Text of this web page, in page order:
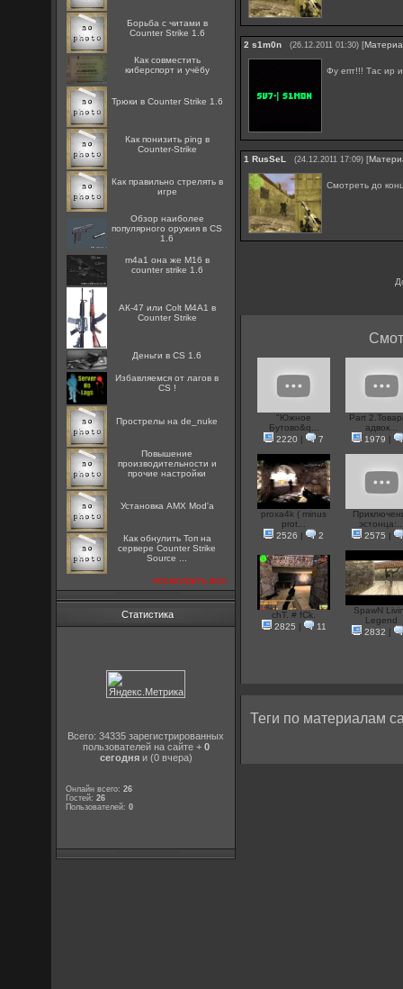
Борьба с читами в
Counter Strike 1.6
Как совместить
киберспорт и учёбу
Трюки в Counter Strike 1.6
Как понизить ping в
Counter-Strike
Как правильно стрелять в
игре
Обзор наиболее
популярного оружия в CS
1.6
m4a1 она же M16 в
counter strike 1.6
АК-47 или Colt M4A1 в
Counter Strike
Деньги в CS 1.6
Избавляемся от лагов в
CS !
Прострелы на de_nuke
Повышение
производительности и
прочие настройки
Установка AMX Mod'a
Как обнулить Топ на
сервере Counter Strike
Source ...
посмотреть все
Статистика
Всего: 34335 зарегистрированных
пользователей на сайте + 0
сегодняи (0 вчера)
Онлайн всего:26
Гостей:26
Пользователей:0
2 s1m0n (26.12.2011 01:30) [
Фу епт!!! Тас ир
1 RusSeL (24.12.2011 17:09) [
Смотреть до
"Южное
Бутово&q...
2220 | 7
Part
адвок...
1979 |
proxa4k ( minus
prot...
2526 | 2
2575 |
chT. # fCk.
2825 | 11
SpawN
Legend
2832 |
Теги по материалам